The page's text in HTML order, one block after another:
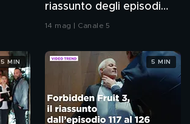
riassunto degli episodi
121-123
14 mag | Canale 5
5 MIN 5 MIN